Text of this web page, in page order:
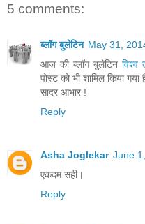
5 comments:
ब्लॉग बुलेटिन May 31,
आज की ब्लॉग बुलेटिनविश्व
पोस्ट को भी शामिल किया गया
सादर आभार !
Reply
Asha Joglekar June
एकदम सही।
Reply